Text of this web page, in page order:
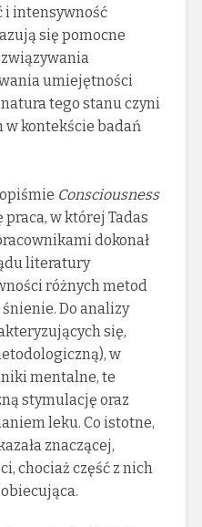
i intensywność
się pomocne
umiejętności
tego stanu czyni
w kontekście badań
Consciousness
praca, w której Tadas
dokonał
literatury
różnych metod
Do analizy
się,
w
mentalne, te
stymulację oraz
leku. Co istotne,
znaczącej,
chociaż część z nich